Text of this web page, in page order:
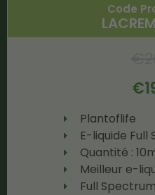
Code
€
Plantoflife
E-liquide Full
Quantité :
Meilleur e-
Full Spectrum